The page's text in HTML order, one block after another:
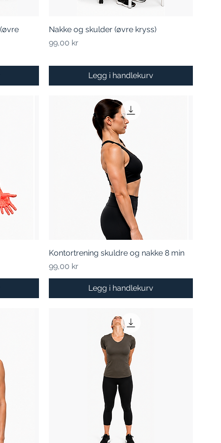
Hurtigvisning
Nakke og skulder (øvre kryss)
Pris
99,00 kr
Legg i handlekurv
Hurtigvisning
Kontortrening skuldre og nakke 8 min
Pris
99,00 kr
Legg i handlekurv